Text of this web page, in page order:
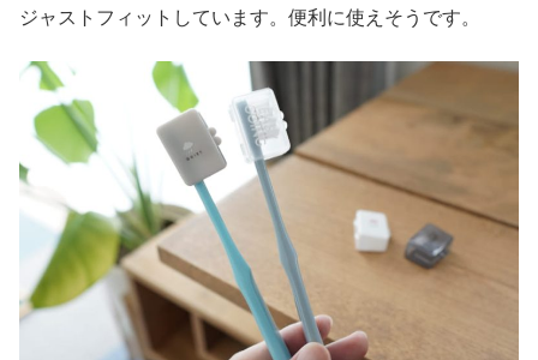
ジャストフィットしています。便利に使えそうです。